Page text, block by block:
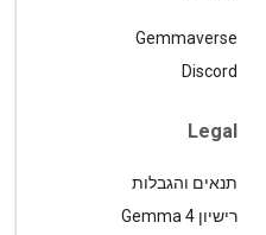
Gemmaverse
Discord
Legal
תנאים והגבלות
רישיון Gemma 4